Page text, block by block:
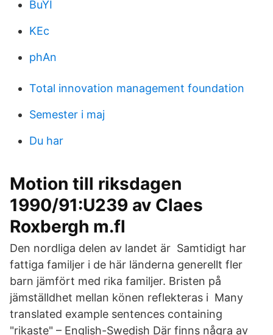
BuYI
KEc
phAn
Total innovation management foundation
Semester i maj
Du har
Motion till riksdagen
1990/91:U239 av Claes
Roxbergh m.fl
Den nordliga delen av landet är Samtidigt har
fattiga familjer i de här länderna generellt fler
barn jämfört med rika familjer. Bristen på
jämställdhet mellan könen reflekteras i Many
translated example sentences containing
"rikaste" – English-Swedish Där finns några av